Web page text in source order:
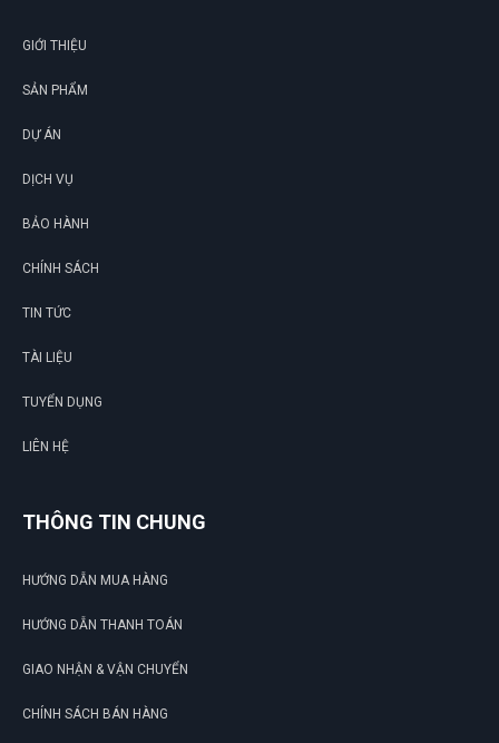
GIỚI THIỆU
SẢN PHẨM
DỰ ÁN
DỊCH VỤ
BẢO HÀNH
CHÍNH SÁCH
TIN TỨC
TÀI LIỆU
TUYỂN DỤNG
LIÊN HỆ
THÔNG TIN CHUNG
HƯỚNG DẪN MUA HÀNG
HƯỚNG DẪN THANH TOÁN
GIAO NHẬN & VẬN CHUYỂN
CHÍNH SÁCH BÁN HÀNG